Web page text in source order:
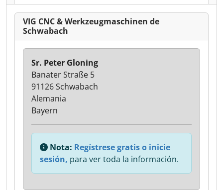
VIG CNC & Werkzeugmaschinen de
Schwabach
Sr. Peter Gloning
Banater Straße 5
91126 Schwabach
Alemania
Bayern
Nota: Regístrese gratis o inicie
sesión, para ver toda la información.